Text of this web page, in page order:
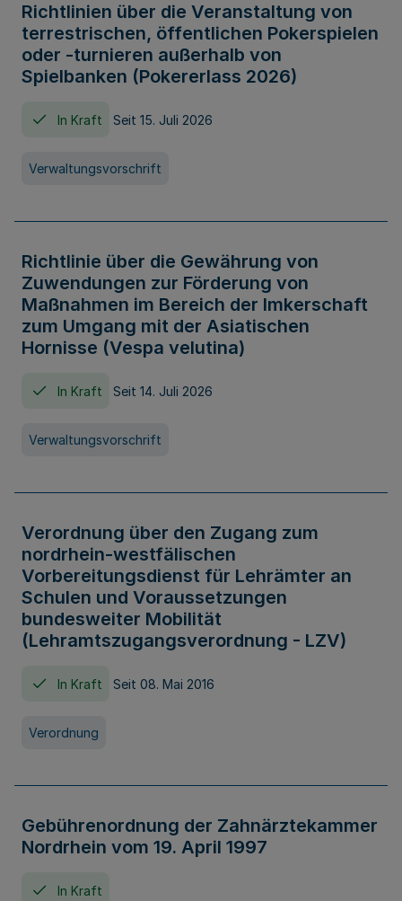
Richtlinien über die Veranstaltung von
terrestrischen, öffentlichen Pokerspielen
oder -turnieren außerhalb von
Spielbanken (Pokererlass 2026)
In Kraft Seit 15. Juli 2026
Verwaltungsvorschrift
Richtlinie über die Gewährung von
Zuwendungen zur Förderung von
Maßnahmen im Bereich der Imkerschaft
zum Umgang mit der Asiatischen
Hornisse (Vespa velutina)
In Kraft Seit 14. Juli 2026
Verwaltungsvorschrift
Verordnung über den Zugang zum
nordrhein-westfälischen
Vorbereitungsdienst für Lehrämter an
Schulen und Voraussetzungen
bundesweiter Mobilität
(Lehramtszugangsverordnung - LZV)
In Kraft Seit 08. Mai 2016
Verordnung
Gebührenordnung der Zahnärztekammer
Nordrhein vom 19. April 1997
In Kraft